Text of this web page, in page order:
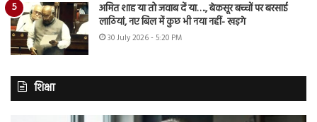
अमित शाह या तो जवाब दें या…., बेकसूर बच्चों पर बरसाई
लाठियां, नए बिल में कुछ भी नया नहीं- खड़गे
30 July 2026 - 5:20 PM
शिक्षा